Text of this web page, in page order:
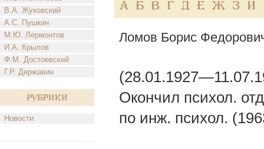
В.А. Жуковский
А.С. Пушкин
М.Ю. Лермонтов
И.А. Крылов
Ф.М. Достоевский
Г.Р. Державин
Рубрики
Новости
А Б В Г Д Е Ж З И
Ломов Борис
Окончил психол.
по инж. психол.